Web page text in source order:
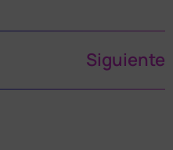
Siguiente